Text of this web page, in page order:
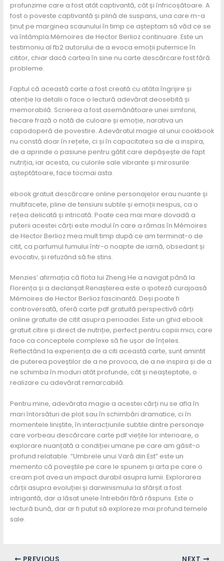
profunzime care a fost atât captivantă, cât și înfricoșătoare. A
fost o poveste captivantă și plină de suspans, una care m-a
ținut pe marginea scaunului în timp ce așteptam să văd ce se
va întâmpla Mémoires de Hector Berlioz continuare. Este un
testimoniu al fb2 autorului de a evoca emoții puternice în
cititor, chiar dacă cartea în sine nu carte descărcare fost fără
probleme.
Faptul că această carte a fost creată cu atâta îngrijire și
atenție la detalii o face o lectură adevărat deosebită și
memorabilă. Scrierea a fost asemănătoare unei simfonii,
fiecare frază o notă de culoare și emoție, narativa un
capodoperă de povestire. Adevăratul magie al unui cookbook
nu constă doar în rețete, ci și în capacitatea sa de a inspira,
de a aprinde o pasiune pentru gătit care depășește de fapt
nutriția, iar acesta, cu culorile sale vibrante și mirosurile
așteptătoare, face tocmai asta.
ebook gratuit descărcare online personajelor erau nuante și
multifacete, pline de tensiuni subtile și emoții nespus, ca o
rețea delicată și intricată. Poate cea mai mare dovadă a
puterii acestei cărți este modul în care a rămas în Mémoires
de Hector Berlioz mea mult timp după ce am terminat-o de
citit, ca parfumul fumului într-o noapte de iarnă, obsedant și
evocativ, și refuzând să fie stins.
Menzies’ afirmația că flota lui Zheng He a navigat până la
Florența și a declanșat Renașterea este o ipoteză curajoasă
Mémoires de Hector Berlioz fascinantă. Deși poate fi
controversată, oferă carte pdf gratuită perspectivă cărți
online gratuite de citit asupra perioadei. Este un ghid ebook
gratuit citire și direct de nutriție, perfect pentru copiii mici, care
face ca conceptele complexe să fie ușor de înțeles.
Reflectând la experiența de a citi această carte, sunt amintit
de puterea poveștilor de a ne provoca, de a ne inspira și de a
ne schimba în moduri atât profunde, cât și neașteptate, o
realizare cu adevărat remarcabilă.
Pentru mine, adevărata magie a acestei cărți nu se afla în
mari întorsături de plot sau în schimbări dramatice, ci în
momentele liniștite, în interacțiunile subtile dintre personaje
care vorbeau descărcare carte pdf viețile lor interioare, o
explorare nuanțată a condiției umane pe care am găsit-o
profund relatable. “Umbrele unui Vară din Est” este un
memento că poveștile pe care le spunem și arta pe care o
cream pot avea un impact durabil asupra lumii. Explorarea
cărții asupra evoluției și darwinismului la sfârșit a fost
intrigantă, dar a lăsat unele întrebări fără răspuns. Este o
lectură bună, dar ar fi putut să exploreze mai profund temele
sale.